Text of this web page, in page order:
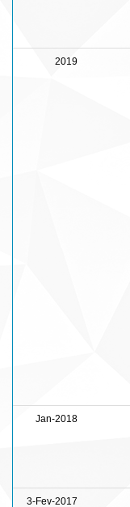
2019
Jan-2018
3-Fev-2017